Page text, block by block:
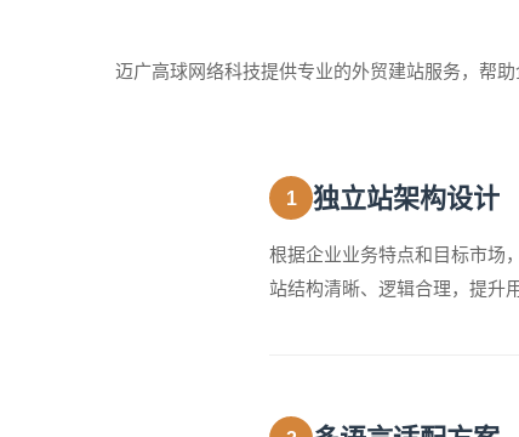
迈广高球网络科技提供专业的外贸建站服务，帮
1 独立站架构设计
根据企业业务特点和目标市场
站结构清晰、逻辑合理，提升